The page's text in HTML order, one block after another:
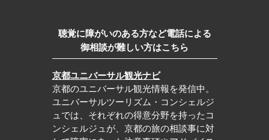
聴覚に障がいのある方など電話による
御相談が難しい方はこちら
京都ユニバーサル観光ナビ
京都のユニバーサル観光情報を発信中。
ユニバーサルツーリズム・コンシェルジ
ュでは、それぞれの得意分野を持ったコ
ンシェルジュが、京都の旅の相談事に対